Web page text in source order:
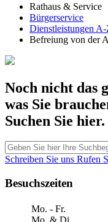
Rathaus & Service
Bürgerservice
Dienstleistungen A-
Befreiung von der
Noch nicht das
was Sie
Suchen Sie hier.
Schreiben Sie uns Rufen
Besuchszeiten
Mo. - Fr.
Mo. & Di.